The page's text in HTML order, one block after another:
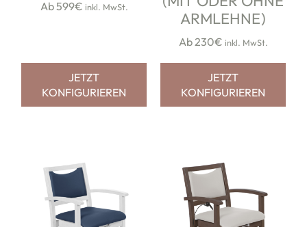
Ab 599€ inkl. MwSt.
JETZT
KONFIGURIEREN
ARMLEHNE)
Ab 230€ inkl. MwSt.
JETZT
KONFIGURIEREN